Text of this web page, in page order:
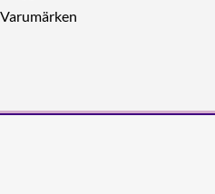
Varumärken